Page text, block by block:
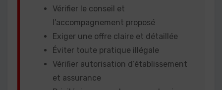
Vérifier le conseil et
l’accompagnement proposé
Exiger une offre claire et détaillée
Éviter toute pratique illégale
Vérifier autorisation d’établissement
et assurance